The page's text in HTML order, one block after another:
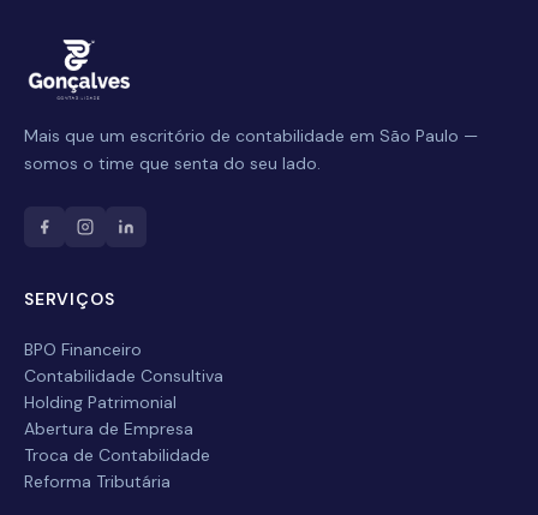
Nome Completo
E-mail
Celular / WhatsApp
Empresa
Serviço desejado
Mais que um escritório de contabilidade em São Paulo —
somos o time que senta do seu lado.
SERVIÇOS
BPO Financeiro
Contabilidade Consultiva
Holding Patrimonial
Abertura de Empresa
Troca de Contabilidade
Reforma Tributária